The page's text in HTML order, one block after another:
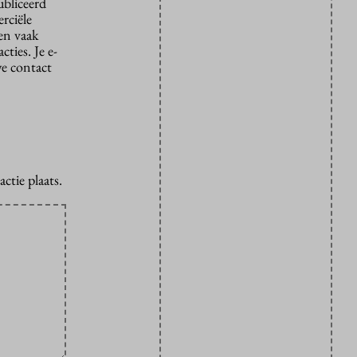
vaak
Je e-
contact
plaats.